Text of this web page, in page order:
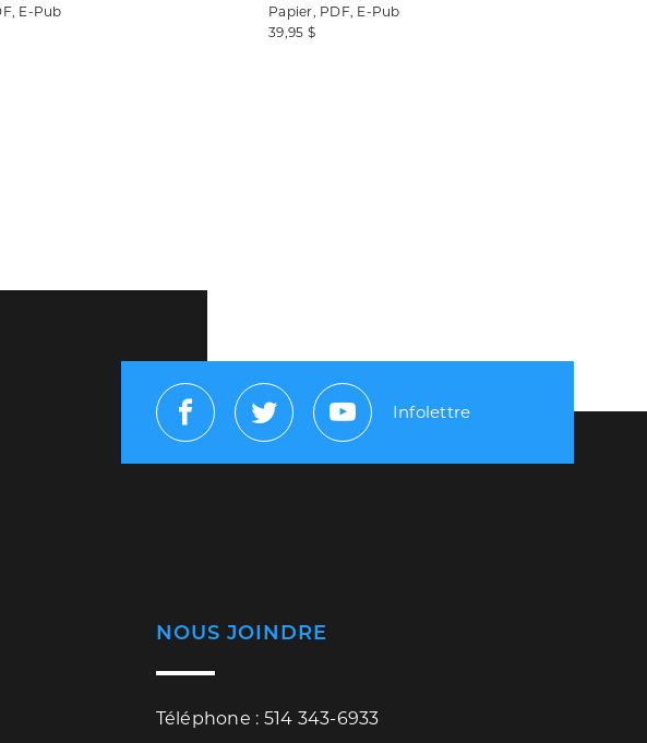
E-Pub
Papier, PDF, E-Pub
39,95 $
FacebookTwitterYoutube
Infolettre
NOUS JOINDRE
Téléphone : 514 343-6933